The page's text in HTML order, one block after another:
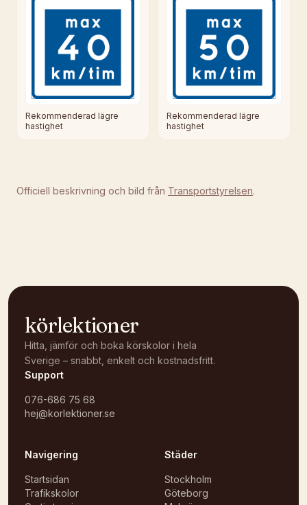
Rekommenderad lägre
hastighet
Rekommenderad lägre
hastighet
Officiell beskrivning och bild från Transportstyrelsen.
körlektioner
Hitta, jämför och boka körskolor i hela
Sverige – snabbt, enkelt och kostnadsfritt.
Support
076-686 75 68
hej@korlektioner.se
Navigering
Startsidan
Trafikskolor
Städer
Stockholm
Göteborg